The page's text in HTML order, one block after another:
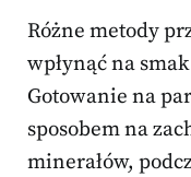
Różne metody
wpłynąć na
Gotowanie na
sposobem na
minerałów,